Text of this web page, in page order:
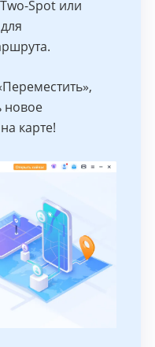
Spot или
новое
карте!